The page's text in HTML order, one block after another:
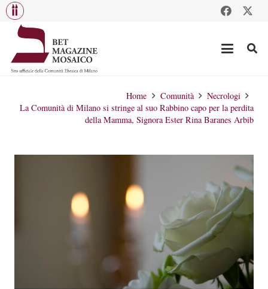
Home Comunità
Necrologi
La Comunità di Milano si stringe al suo Rabbino capo per la perdita
della Mamma, Signora Ester Rina Baranes Arbib